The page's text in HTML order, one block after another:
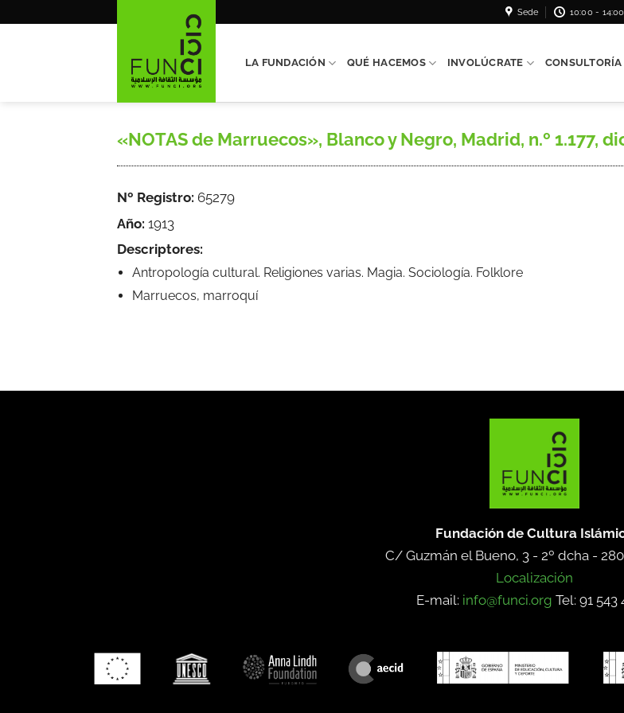
Sede 10:00 - 14:00
LA FUNDACIÓN QUÉ HACEMOS INVOLÚCRATE CONSULTORÍA
«NOTAS de Marruecos», Blanco y Negro, Madrid, n.º 1.177,
Nº Registro: 65279
Año: 1913
Descriptores:
Antropología cultural. Religiones varias. Magia. Sociología. Folklore
Marruecos, marroquí
Fundación de Cultura
C/ Guzmán el Bueno, 3 - 2º dcha -
Localización
E-mail: info@funci.org Tel: 91 543